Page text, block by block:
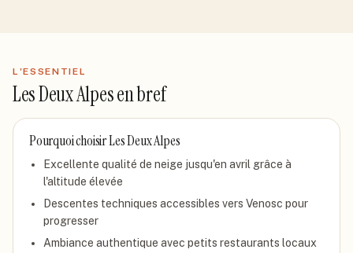
L'ESSENTIEL
Les Deux Alpesen bref
Pourquoi choisirLes Deux Alpes
Excellente qualité de neige jusqu'en avril grâce à
l'altitude élevée
Descentes techniques accessibles vers Venosc pour
progresser
Ambiance authentique avec petits restaurants locaux